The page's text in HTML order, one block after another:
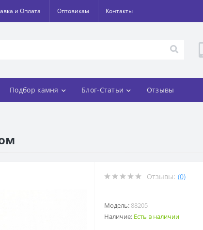
и Оплата Оптовикам Контакты
Подбор камня Блог-Статьи Отзывы
Отзывы: (0)
Модель: 88205
Наличие: Есть в наличии